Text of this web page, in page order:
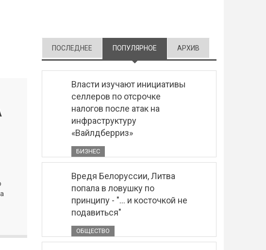
ПОСЛЕДНЕЕ ПОПУЛЯРНОЕ (АКТИВНАЯ ВКЛАДКА)
АРХИВ
Власти изучают инициативы
селлеров по отсрочке
налогов после атак на
инфраструктуру
«Вайлдберриз»
БИЗНЕС
Вредя Белоруссии, Литва
попала в ловушку по
принципу - "... и косточкой не
подавиться"
ОБЩЕСТВО